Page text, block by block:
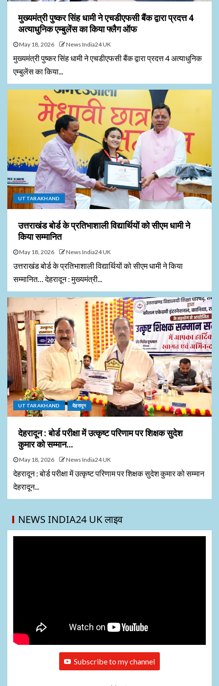
मुख्यमंत्री पुष्कर सिंह धामी ने एचडीएफसी बैंक द्वारा प्रदत्त 4
अत्याधुनिक एम्बुलेंस का किया फ्लैग ऑफ
May 18, 2026 News India24 UK
मुख्यमंत्री पुष्कर सिंह धामी ने एचडीएफसी बैंक द्वारा प्रदत्त 4 अत्याधुनिक
एम्बुलेंस का किया...
UTTARAKHAND
उत्तराखंड बोर्ड के प्रतिभाशाली विद्यार्थियों को सीएम धामी ने
किया सम्मानित
May 18, 2026 News India24 UK
उत्तराखंड बोर्ड के प्रतिभाशाली विद्यार्थियों को सीएम धामी ने किया
सम्मानित… देहरादून : मुख्यमंत्री...
UTTARAKHAND देहरादून
देहरादून : बोर्ड परीक्षा में उत्कृष्ट परिणाम पर शिक्षक सुदेश
कुमार को सम्मान…
May 18, 2026 News India24 UK
देहरादून : बोर्ड परीक्षा में उत्कृष्ट परिणाम पर शिक्षक सुदेश कुमार को सम्मान
देहरादून...
NEWS INDIA24 UK लाइव
Subscribe to my channel